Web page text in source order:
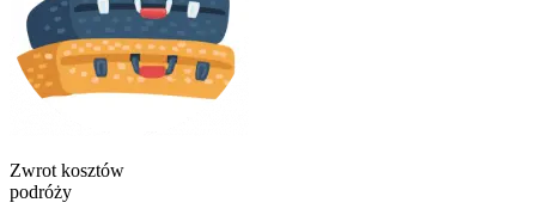
Zwrot kosztów
podróży